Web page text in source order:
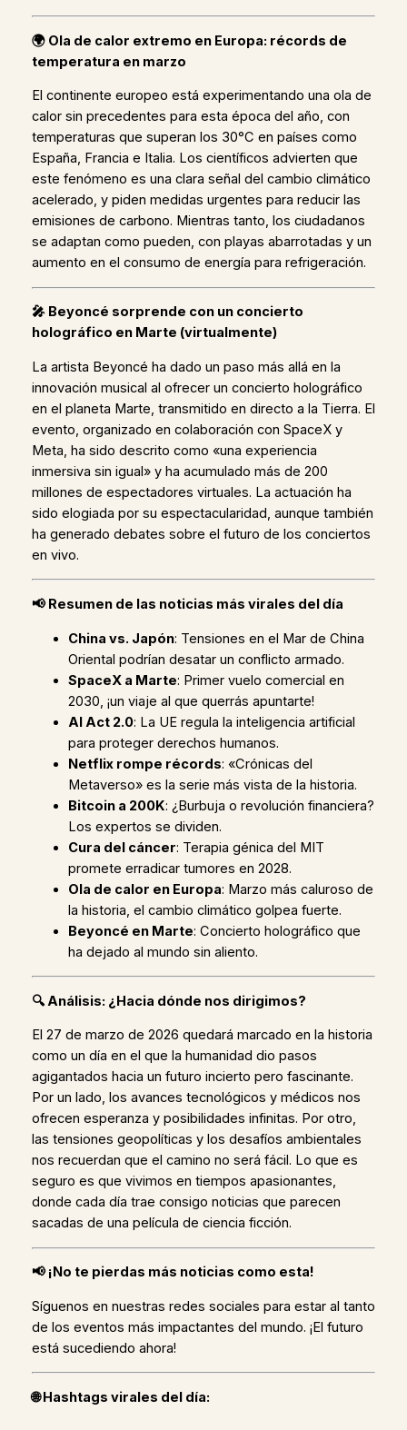
🌍 Ola de calor extremo en Europa: récords de
temperatura en marzo
El continente europeo está experimentando una ola de
calor sin precedentes para esta época del año, con
temperaturas que superan los 30°C en países como
España, Francia e Italia. Los científicos advierten que
este fenómeno es una clara señal del cambio climático
acelerado, y piden medidas urgentes para reducir las
emisiones de carbono. Mientras tanto, los ciudadanos
se adaptan como pueden, con playas abarrotadas y un
aumento en el consumo de energía para refrigeración.
🎤 Beyoncé sorprende con un concierto
holográfico en Marte (virtualmente)
La artista Beyoncé ha dado un paso más allá en la
innovación musical al ofrecer un concierto holográfico
en el planeta Marte, transmitido en directo a la Tierra. El
evento, organizado en colaboración con SpaceX y
Meta, ha sido descrito como «una experiencia
inmersiva sin igual» y ha acumulado más de 200
millones de espectadores virtuales. La actuación ha
sido elogiada por su espectacularidad, aunque también
ha generado debates sobre el futuro de los conciertos
en vivo.
📢Resumen de las noticias más virales del día
China vs. Japón: Tensiones en el Mar de China
Oriental podrían desatar un conflicto armado.
SpaceX a Marte: Primer vuelo comercial en
2030, ¡un viaje al que querrás apuntarte!
AI Act 2.0: La UE regula la inteligencia artificial
para proteger derechos humanos.
Netflix rompe récords: «Crónicas del
Metaverso» es la serie más vista de la historia.
Bitcoin a 200K: ¿Burbuja o revolución financiera?
Los expertos se dividen.
Cura del cáncer: Terapia génica del MIT
promete erradicar tumores en 2028.
Ola de calor en Europa: Marzo más caluroso de
la historia, el cambio climático golpea fuerte.
Beyoncé en Marte: Concierto holográfico que
ha dejado al mundo sin aliento.
🔍 Análisis: ¿Hacia dónde nos dirigimos?
El 27 de marzo de 2026 quedará marcado en la historia
como un día en el que la humanidad dio pasos
agigantados hacia un futuro incierto pero fascinante.
Por un lado, los avances tecnológicos y médicos nos
ofrecen esperanza y posibilidades infinitas. Por otro,
las tensiones geopolíticas y los desafíos ambientales
nos recuerdan que el camino no será fácil. Lo que es
seguro es que vivimos en tiempos apasionantes,
donde cada día trae consigo noticias que parecen
sacadas de una película de ciencia ficción.
📢¡No te pierdas más noticias como esta!
Síguenos en nuestras redes sociales para estar al tanto
de los eventos más impactantes del mundo. ¡El futuro
está sucediendo ahora!
🌐Hashtags virales del día: